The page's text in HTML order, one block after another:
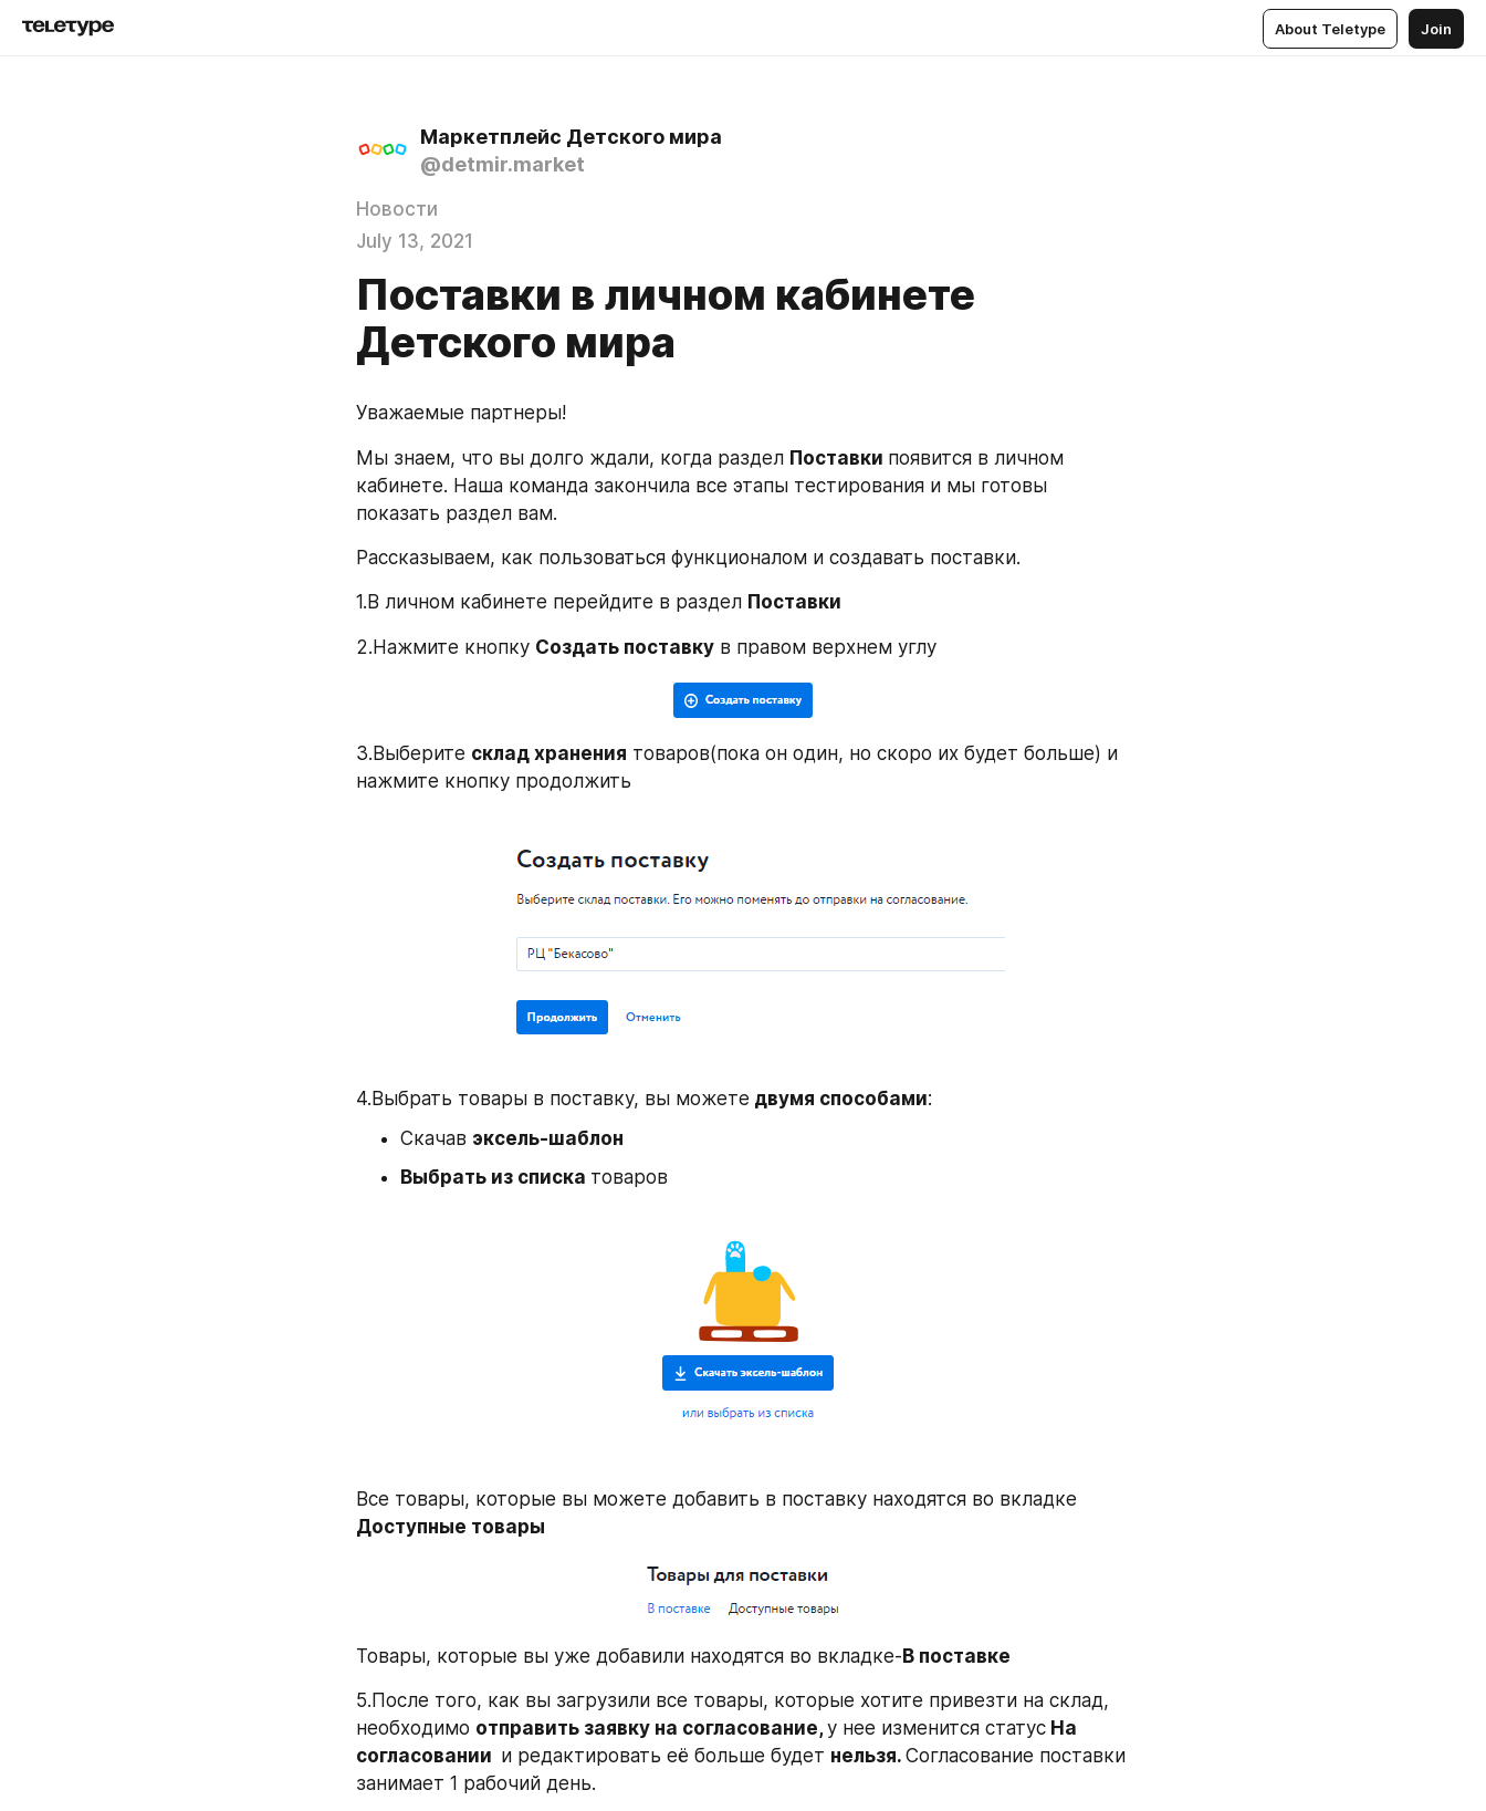
About Teletype Join
Маркетплейс Детского мира
@detmir.market
Новости
July 13, 2021
Поставки в личном кабинете
Детского мира
Уважаемые партнеры!
Мы знаем, что вы долго ждали, когда раздел Поставки появится в личном
кабинете. Наша команда закончила все этапы тестирования и мы готовы
показать раздел вам.
Рассказываем, как пользоваться функционалом и создавать поставки.
1.В личном кабинете перейдите в раздел Поставки
2.Нажмите кнопку Создать поставку в правом верхнем углу
3.Выберите склад хранения товаров(пока он один, но скоро их будет больше) и
нажмите кнопку продолжить
4.Выбрать товары в поставку, вы можете двумя способами:
Скачав эксель-шаблон
Выбрать из списка товаров
Доступные товары
Товары, которые вы уже добавили находятся во вкладке-В поставке
5.После того, как вы загрузили все товары, которые хотите привезти на склад,
необходимо отправить заявку на согласование, у нее изменится статус На
согласовании и редактировать её больше будет нельзя. Согласование поставки
занимает 1 рабочий день.